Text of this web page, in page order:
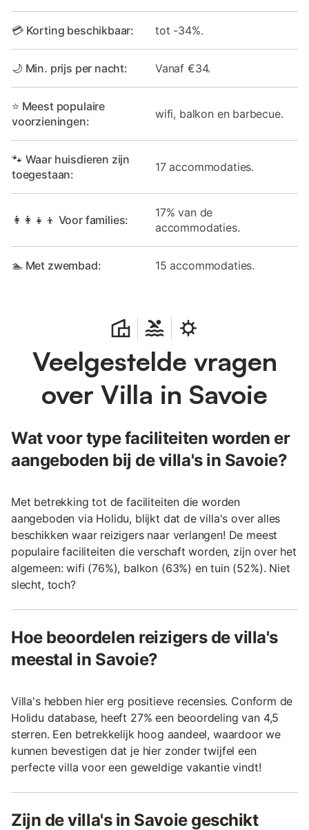
💳 Korting beschikbaar: tot -34%.
🌙 Min. prijs per nacht: Vanaf €34.
⭐ Meest populaire
voorzieningen:
wifi, balkon en barbecue.
🐾 Waar huisdieren zijn
toegestaan:
17 accommodaties.
👩‍👩‍👧‍👦 Voor families:
17% van de
accommodaties.
🏊 Met zwembad: 15 accommodaties.
Veelgestelde vragen
over Villa in Savoie
Wat voor type faciliteiten worden er
aangeboden bij de villa's in Savoie?
Met betrekking tot de faciliteiten die worden
aangeboden via Holidu, blijkt dat de villa's over alles
beschikken waar reizigers naar verlangen! De meest
populaire faciliteiten die verschaft worden, zijn over het
algemeen: wifi (76%), balkon (63%) en tuin (52%). Niet
slecht, toch?
Hoe beoordelen reizigers de villa's
meestal in Savoie?
Villa's hebben hier erg positieve recensies. Conform de
Holidu database, heeft 27% een beoordeling van 4,5
sterren. Een betrekkelijk hoog aandeel, waardoor we
kunnen bevestigen dat je hier zonder twijfel een
perfecte villa voor een geweldige vakantie vindt!
Zijn de villa's in Savoie geschikt